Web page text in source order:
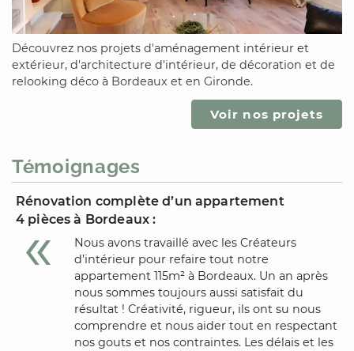
Découvrez nos projets d'aménagement intérieur et
extérieur, d'architecture d'intérieur, de décoration et de
relooking déco à Bordeaux et en Gironde.
Voir nos projets
Témoignages
Rénovation complète d’un appartement
4 piècesà Bordeaux :
Nous avons travaillé avec les Créateurs
d’intérieur pour refaire tout notre
appartement 115m²à Bordeaux. Un an après
nous sommes toujours aussi satisfait du
résultat ! Créativité, rigueur, ils ont su nous
comprendre et nous aider tout en respectant
nos gouts et nos contraintes. Les délais et les